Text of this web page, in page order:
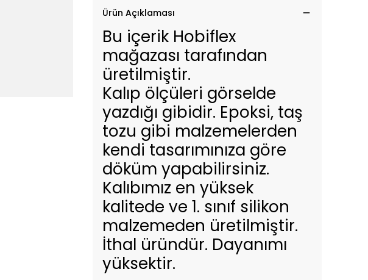
Ürün Açıklaması
Bu içerik Hobiflex
mağazası tarafından
üretilmiştir.
Kalıp ölçüleri görselde
yazdığı gibidir. Epoksi, taş
tozu gibi malzemelerden
kendi tasarımınıza göre
döküm yapabilirsiniz.
Kalıbımız en yüksek
kalitede ve 1. sınıf silikon
malzemeden üretilmiştir.
İthal üründür. Dayanımı
yüksektir.